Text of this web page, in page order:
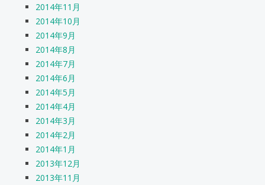
2014年11月
2014年10月
2014年9月
2014年8月
2014年7月
2014年6月
2014年5月
2014年4月
2014年3月
2014年2月
2014年1月
2013年12月
2013年11月